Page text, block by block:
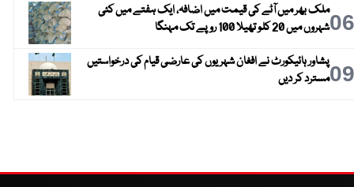
06ملک بھر میں آٹے کی قیمت میں اضافہ، ایک ہفتے میں کئی
شہروں میں 20 کلو تھیلا 100 روپے تک مہنگا
09پشاور ہائیکورٹ نے افغان شہریوں کی عارضی قیام کی درخواستیں
مسترد کر دیں